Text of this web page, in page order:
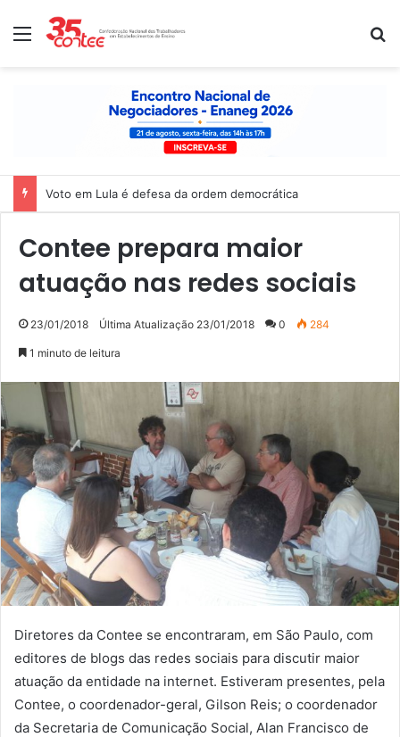
Menu
Voto em Lula é defesa da ordem democrática
Contee prepara maior
atuação nas redes sociais
23/01/2018 Última Atualização 23/01/2018 0 284
1 minuto de leitura
Diretores da Contee se encontraram, em São Paulo, com
editores de blogs das redes sociais para discutir maior
atuação da entidade na internet. Estiveram presentes, pela
Contee, o coordenador-geral, Gilson Reis; o coordenador
da Secretaria de Comunicação Social, Alan Francisco de